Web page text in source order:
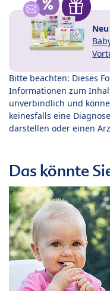
Bitte beachten: Dieses
Informationen zum
unverbindlich und
keinesfalls eine
darstellen oder einen
Das könnte